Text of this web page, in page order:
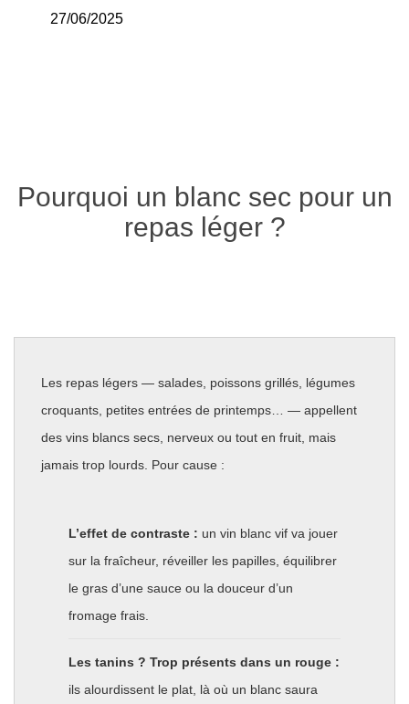
27/06/2025
Pourquoi un blanc sec pour un
repas léger ?
Les repas légers — salades, poissons grillés, légumes
croquants, petites entrées de printemps… — appellent
des vins blancs secs, nerveux ou tout en fruit, mais
jamais trop lourds. Pour cause :
L’effet de contraste : un vin blanc vif va jouer
sur la fraîcheur, réveiller les papilles, équilibrer
le gras d’une sauce ou la douceur d’un
fromage frais.
Les tanins ? Trop présents dans un rouge :
ils alourdissent le plat, là où un blanc saura